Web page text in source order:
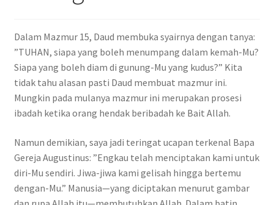
Katalog
Dalam Mazmur 15, Daud membuka syairnya dengan tanya:
”TUHAN, siapa yang boleh menumpang dalam kemah-Mu?
Siapa yang boleh diam di gunung-Mu yang kudus?” Kita
tidak tahu alasan pasti Daud membuat mazmur ini.
Mungkin pada mulanya mazmur ini merupakan prosesi
ibadah ketika orang hendak beribadah ke Bait Allah.
Namun demikian, saya jadi teringat ucapan terkenal Bapa
Gereja Augustinus: ”Engkau telah menciptakan kami untuk
diri-Mu sendiri. Jiwa-jiwa kami gelisah hingga bertemu
dengan-Mu.” Manusia—yang diciptakan menurut gambar